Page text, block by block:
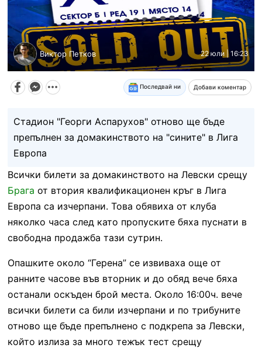
Виктор Петков 22 юли | 16:23
Последвай ни Добави коментар
Стадион "Георги Аспарухов" отново ще бъде
препълнен за домакинството на "сините" в Лига
Европа
Всички билети за домакинството на Левски срещу
Брага от втория квалификационен кръг в Лига
Европа са изчерпани. Това обявиха от клуба
няколко часа след като пропуските бяха пуснати в
свободна продажба тази сутрин.
Опашките около “Герена” се извиваха още от
ранните часове във вторник и до обяд вече бяха
останали оскъден брой места. Около 16:00ч. вече
всички билети са били изчерпани и по трибуните
отново ще бъде препълнено с подкрепа за Левски,
който излиза за много тежък тест срещу